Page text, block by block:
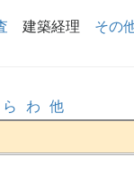
建築経理 その
ら わ
他